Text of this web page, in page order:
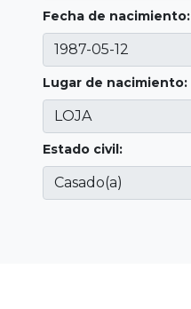
Fecha de nacimiento:
Lugar de nacimiento:
Estado civil: